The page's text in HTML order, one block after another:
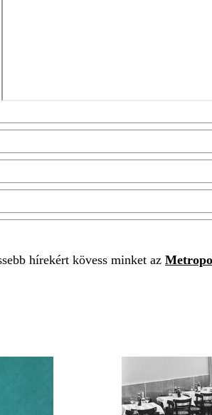
hírekért kövess minket az